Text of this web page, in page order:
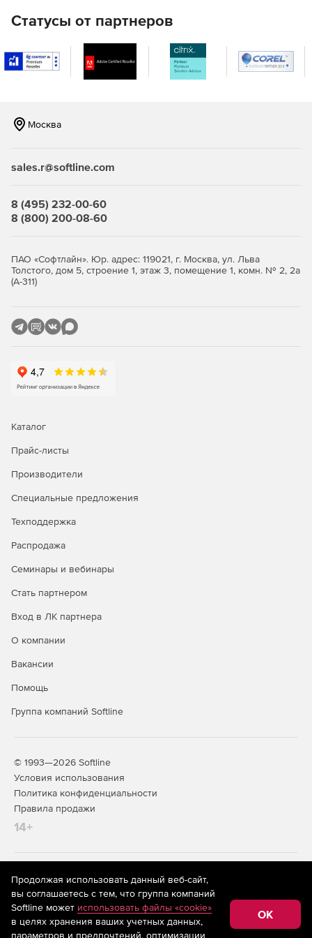
вредоносных объектов для рабочих станций и
Проверка всех открываемых и загружаемых файлов и
блокировка в случае обнаружения угрозы.
антивируса TrustPort на съемные носители с
Многопоточное сканирование данных на файловых
серверов с наибольшим числом обращений.
станций.
Предустановленные политики безопасности для
системного администратора с возможностью
Статусы от партнеров
Москва
sales.r@softline.com
8 (495) 232-00-60
8 (800) 200-08-60
ПАО «Софтлайн». Юр. адрес: 119021, г. Москва, ул. Льва
Толстого, дом 5, строение 1, этаж 3, помещение 1, комн. № 2, 2а
(А-311)
Каталог
Прайс-листы
Производители
Специальные предложения
Техподдержка
Распродажа
Семинары и вебинары
Стать партнером
Вход в ЛК партнера
О компании
Вакансии
Помощь
Группа компаний Softline
© 1993—2026 Softline
Условия использования
Политика конфиденциальности
Правила продажи
14+
На информационном ресурсе store.softline.ru применяются
рекомендательные технологии
(информационные технологии
предоставления информации на основе сбора,
систематизации и анализа сведений, относящихся к
предпочтениям пользователей сети «Интернет»,
находящихся на территории Российской Федерации)
Продолжая использовать данный веб-сайт,
вы соглашаетесь с тем, что группа компаний
Softline может использовать файлы «cookie»
в целях хранения ваших учетных данных,
параметров и предпочтений, оптимизации
OK